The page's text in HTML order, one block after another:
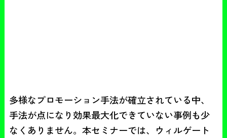
多様なプロモーション手法が確立されている中、
手法が点になり効果最大化できていない事例も少
なくありません。本セミナーでは、ウィルゲート